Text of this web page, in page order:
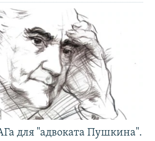
для "адвоката Пушкина".